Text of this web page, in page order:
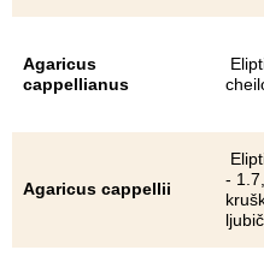
Agaricus
cappellianus
Agaricus cappellii
-